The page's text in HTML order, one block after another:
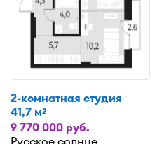
2-комнатная студия
41,7 м2
9 770 000 руб.